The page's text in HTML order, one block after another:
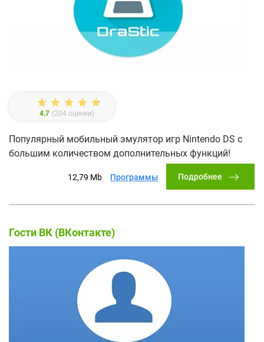
4.7 (204 оценки)
Популярный мобильный эмулятор игр Nintendo DS с
большим количеством дополнительных функций!
12,79 Mb Программы Подробнее
Гости ВК (ВКонтакте)